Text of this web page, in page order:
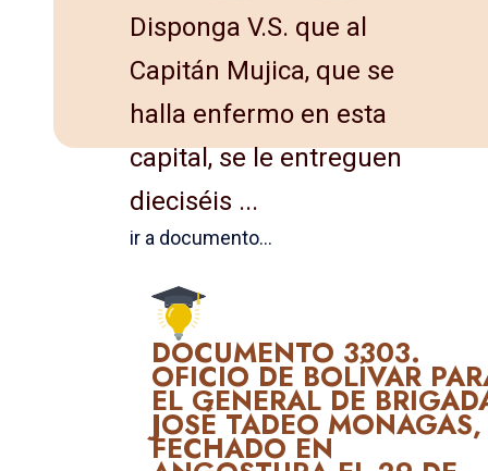
Disponga V.S. que al
Capitán Mujica, que se
halla enfermo en esta
capital, se le entreguen
dieciséis ...
ir a documento...
DOCUMENTO 3303.
OFICIO DE BOLÍVAR
EL GENERAL DE
JOSÉ TADEO MONAGAS,
FECHADO EN